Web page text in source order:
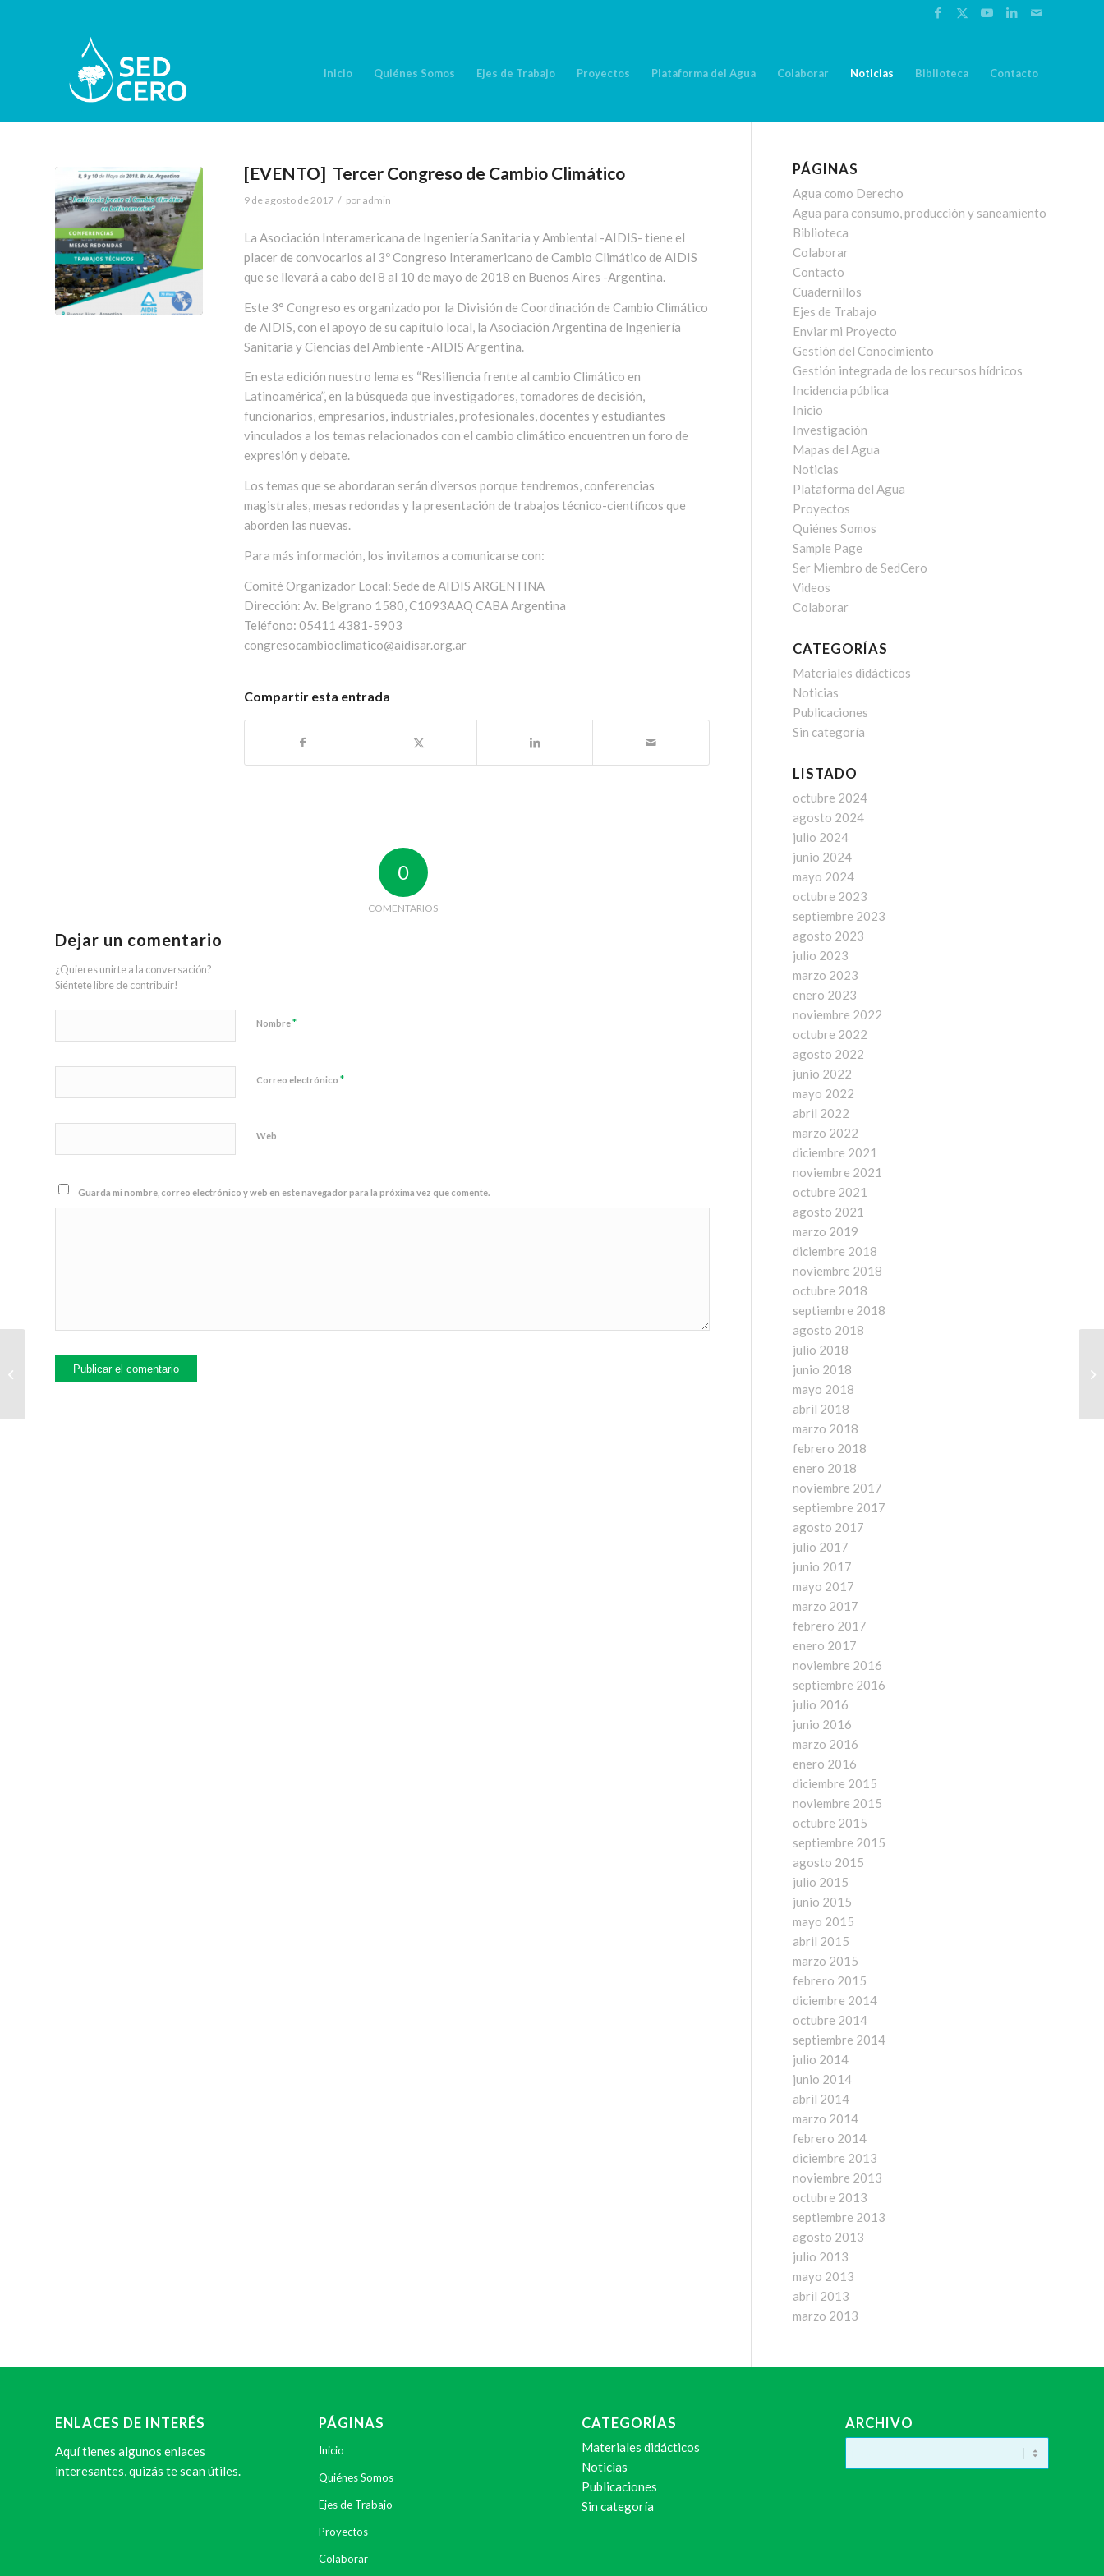
Inicio Quiénes Somos Ejes de Trabajo Proyectos Plataforma del Agua Colaborar Noticias Biblioteca Contacto
[EVENTO] Tercer Congreso de Cambio Climático
9 de agosto de 2017 / por admin
La Asociación Interamericana de Ingeniería Sanitaria y Ambiental -AIDIS- tiene el
placer de convocarlos al 3º Congreso Interamericano de Cambio Climático de AIDIS
que se llevará a cabo del 8 al 10 de mayo de 2018 en Buenos Aires -Argentina.
Este 3° Congreso es organizado por la División de Coordinación de Cambio Climático
de AIDIS, con el apoyo de su capítulo local, la Asociación Argentina de Ingeniería
Sanitaria y Ciencias del Ambiente -AIDIS Argentina.
En esta edición nuestro lema es “Resiliencia frente al cambio Climático en
Latinoamérica”, en la búsqueda que investigadores, tomadores de decisión,
funcionarios, empresarios, industriales, profesionales, docentes y estudiantes
vinculados a los temas relacionados con el cambio climático encuentren un foro de
expresión y debate.
Los temas que se abordaran serán diversos porque tendremos, conferencias
magistrales, mesas redondas y la presentación de trabajos técnico-científicos que
aborden las nuevas.
Para más información, los invitamos a comunicarse con:
Comité Organizador Local: Sede de AIDIS ARGENTINA
Dirección: Av. Belgrano 1580, C1093AAQ CABA Argentina
Teléfono: 05411 4381-5903
congresocambioclimatico@aidisar.org.ar
Compartir esta entrada
0
COMENTARIOS
Dejar un comentario
¿Quieres unirte a la conversación?
Siéntete libre de contribuir!
Nombre*
Correo electrónico *
Web
Guarda mi nombre, correo electrónico y web en este navegador para la próxima vez que comente.
PÁGINAS
Agua como Derecho
Agua para consumo, producción y saneamiento
Biblioteca
Colaborar
Contacto
Cuadernillos
Ejes de Trabajo
Enviar mi Proyecto
Gestión del Conocimiento
Gestión integrada de los recursos hídricos
Incidencia pública
Inicio
Investigación
Mapas del Agua
Noticias
Plataforma del Agua
Proyectos
Quiénes Somos
Sample Page
Ser Miembro de SedCero
Videos
Colaborar
CATEGORÍAS
Materiales didácticos
Noticias
Publicaciones
Sin categoría
LISTADO
octubre 2024
agosto 2024
julio 2024
junio 2024
mayo 2024
octubre 2023
septiembre 2023
agosto 2023
julio 2023
marzo 2023
enero 2023
noviembre 2022
octubre 2022
agosto 2022
junio 2022
mayo 2022
abril 2022
marzo 2022
diciembre 2021
noviembre 2021
octubre 2021
agosto 2021
marzo 2019
diciembre 2018
noviembre 2018
octubre 2018
septiembre 2018
agosto 2018
julio 2018
junio 2018
mayo 2018
abril 2018
marzo 2018
febrero 2018
enero 2018
noviembre 2017
septiembre 2017
agosto 2017
julio 2017
junio 2017
mayo 2017
marzo 2017
febrero 2017
enero 2017
noviembre 2016
septiembre 2016
julio 2016
junio 2016
marzo 2016
enero 2016
diciembre 2015
noviembre 2015
octubre 2015
septiembre 2015
agosto 2015
julio 2015
junio 2015
mayo 2015
abril 2015
marzo 2015
febrero 2015
diciembre 2014
octubre 2014
septiembre 2014
julio 2014
junio 2014
abril 2014
marzo 2014
febrero 2014
diciembre 2013
noviembre 2013
octubre 2013
septiembre 2013
agosto 2013
julio 2013
mayo 2013
abril 2013
marzo 2013
ENLACES DE INTERÉS
Aquí tienes algunos enlaces
interesantes, quizás te sean útiles.
PÁGINAS
Inicio
Quiénes Somos
Ejes de Trabajo
Proyectos
Colaborar
CATEGORÍAS
Materiales didácticos
Noticias
Publicaciones
Sin categoría
ARCHIVO
[DIA] Día Mundial del
Agua Potable – 5 de